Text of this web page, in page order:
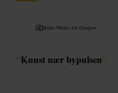
Bilde /What's On Glasgow
“Kunst nær bypulsen”